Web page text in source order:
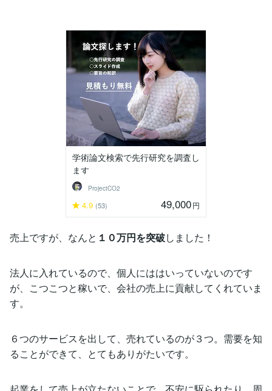
学術論文検索で先行研究を調査し
ます
ProjectCO2
4.9 (53) 49,000円
売上ですが、なんと １０万円を突破しました！
法人に入れているので、個人にははいっていないのです
が、こつこつと稼いで、会社の売上に貢献してくれていま
す。
６つのサービスを出して、売れているのが３つ。需要を知
ることができて、とてもありがたいです。